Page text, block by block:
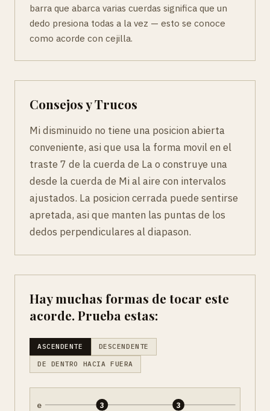
barra que abarca varias cuerdas significa que un
dedo presiona todas a la vez — esto se conoce
como acorde con cejilla.
Consejos y Trucos
Mi disminuido no tiene una posicion abierta
conveniente, asi que usa la forma movil en el
traste 7 de la cuerda de La o construye una
desde la cuerda de Mi al aire con intervalos
ajustados. La posicion cerrada puede sentirse
apretada, asi que manten las puntas de los
dedos perpendiculares al diapason.
Hay muchas formas de tocar este
acorde. Prueba estas:
ASCENDENTE DESCENDENTE
DE DENTRO HACIA FUERA
e
3 3